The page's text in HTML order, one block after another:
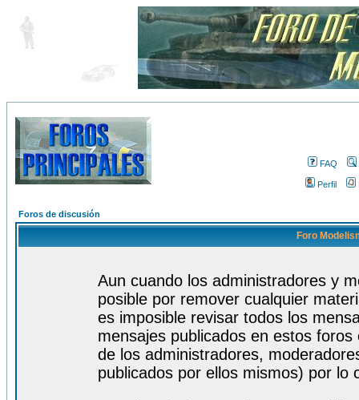
FAQ
Perfil
Foros de discusión
Foro
Aun cuando los administradores y
posible por remover cualquier
es imposible revisar todos los
mensajes publicados en estos
de los administradores,
publicados por ellos mismos) por lo